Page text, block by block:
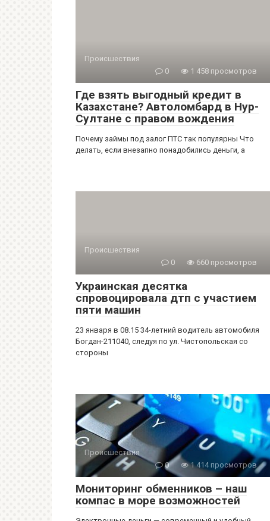
Происшествия
0
1 458 просмотров
Где взять выгодный кредит в
Казахстане? Автоломбард в Нур-
Султане с правом вождения
Почему займы под залог ПТС так популярны Что
делать, если внезапно понадобились деньги, а
Происшествия
0
660 просмотров
Украинская десятка
спровоцировала дтп с участием
пяти машин
23 января в 08.15 34-летний водитель автомобиля
Богдан-211040, следуя по ул. Чистопольская со
стороны
Происшествия
0
1 414 просмотров
Мониторинг обменников – наш
компас в море возможностей